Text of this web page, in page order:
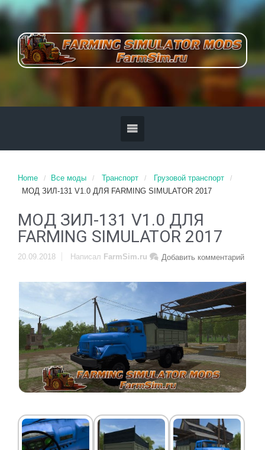
Home Все моды Транспорт
Грузовой транспорт
МОД ЗИЛ-131 V1.0 ДЛЯ FARMING SIMULATOR 2017
МОД ЗИЛ-131 V1.0 ДЛЯ
FARMING SIMULATOR 2017
20.09.2018 Добавить комментарий
Написал FarmSim.ru